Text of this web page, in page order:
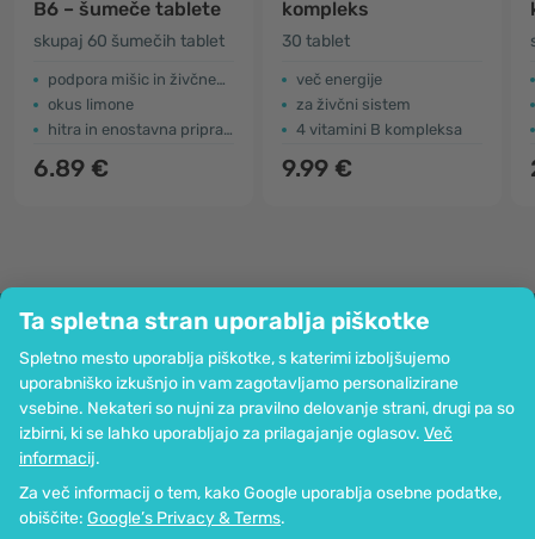
Ta spletna stran uporablja piškotke
Spletno mesto uporablja piškotke, s katerimi izboljšujemo
uporabniško izkušnjo in vam zagotavljamo personalizirane
vsebine. Nekateri so nujni za pravilno delovanje strani, drugi pa so
izbirni, ki se lahko uporabljajo za prilagajanje oglasov. Več
informacij.
Za več informacij o tem, kako Google uporablja osebne podatke,
obiščite: Google’s Privacy & Terms.
B6 – šumeče tablete
skupaj 60 šumečih tablet
podpora mišic in živčnega sistema
okus limone
hitra in enostavna priprava
6.89 €
kompleks
30 tablet
več energije
za živčni sistem
4 vitamini B kompleksa
9.99 €
Podjetje
Informacije
Pridružite se nam
Pomoč in naročila
Možnost kartičnega plačevanja. Zagotovljena zaščita osebnih podatkov
preko SSL-kodiranja.